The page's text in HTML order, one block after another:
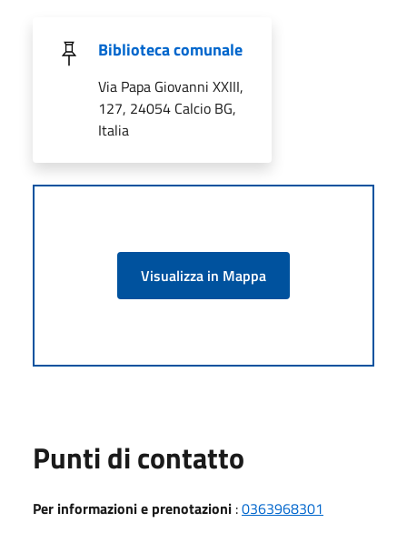
Biblioteca comunale
Via Papa Giovanni XXIII,
127, 24054 Calcio BG,
Italia
Visualizza in Mappa
Punti di contatto
Per informazioni e prenotazioni :0363968301